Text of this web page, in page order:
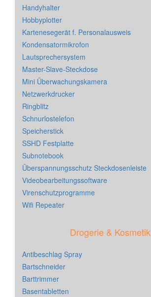
Handyhalter
Hobbyplotter
Kartenesegerät f. Personalausweis
Kondensatormikrofon
Lautsprechersystem
Master-Slave-Steckdose
Mini Überwachungskamera
Netzwerkdrucker
Ringblitz
Schnurlostelefon
Speicherstick
SSHD Festplatte
Subnotebook
Überspannungsschutz Steckdosenleiste
Videobearbeitungssoftware
Virenschutzprogramme
Wifi Repeater
Drogerie & Kosmetik
Antibeschlag Spray
Bartschneider
Barttrimmer
Basentabletten